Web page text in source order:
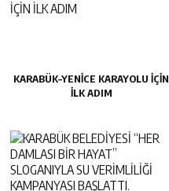
KARABÜK–YENİCE KARAYOLU İÇİN
İLK ADIM